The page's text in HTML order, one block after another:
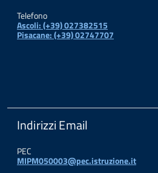
Telefono
Ascoli: (+39) 027382515
Pisacane: (+39) 02747707
Indirizzi Email
PEC
MIPM050003@pec.istruzione.it